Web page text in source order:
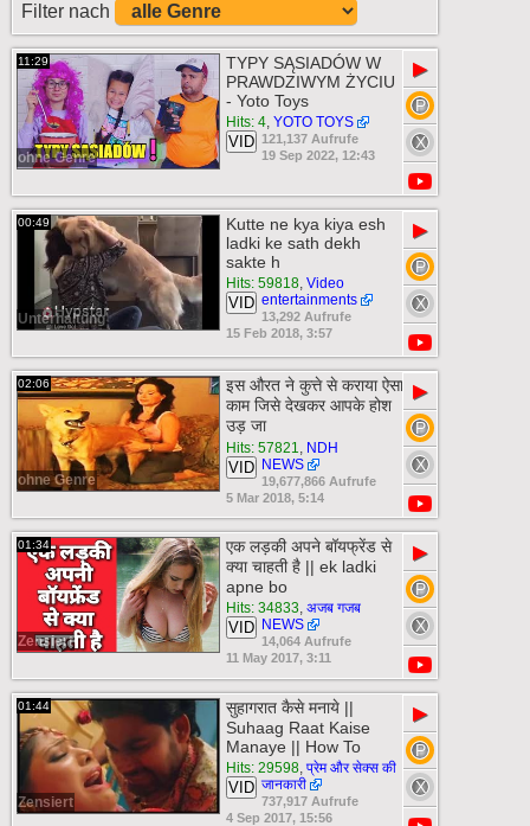
Filter nach
11:29
ohne Genre
TYPY SĄSIADÓW W
PRAWDZIWYM ŻYCIU
- Yoto Toys
Hits: 4, YOTO TOYS
VID 121,137 Aufrufe
19 Sep 2022, 12:43
▶
00:49
Unterhaltung
Kutte ne kya kiya esh
ladki ke sath dekh
sakte h
Hits: 59818, Video
entertainments
VID
13,292 Aufrufe
15 Feb 2018, 3:57
▶
02:06
ohne Genre
इस औरत ने कुत्ते से कराया ऐसा
काम जिसे देखकर आपके होश
उड़ जा
Hits: 57821, NDH
NEWS
VID
19,677,866 Aufrufe
5 Mar 2018, 5:14
▶
01:34
Zensiert
एक लड़की अपने बॉयफ्रेंड से
क्या चाहती है || ek ladki
apne bo
Hits: 34833, अजब गजब
NEWS
VID
14,064 Aufrufe
11 May 2017, 3:11
▶
01:44
Zensiert
सुहागरात कैसे मनाये ||
Suhaag Raat Kaise
Manaye || How To
Hits: 29598, प्रेम और सेक्स की
जानकारी
VID
737,917 Aufrufe
4 Sep 2017, 15:56
▶